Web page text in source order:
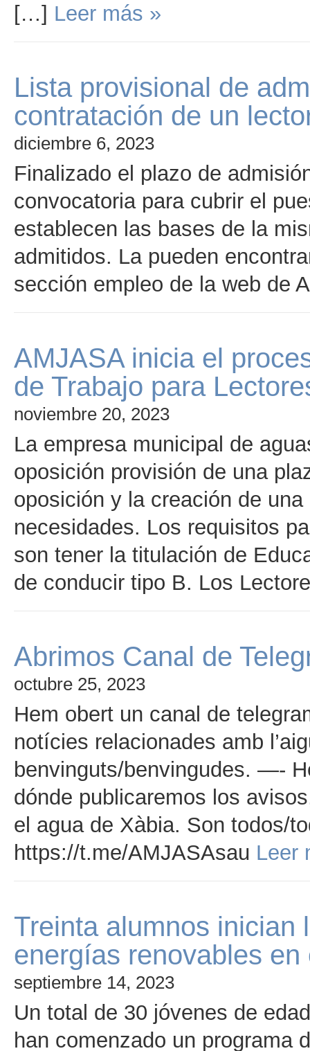
[…] Leer más »
Lista provisional de
contratación de un
diciembre 6, 2023
Finalizado el plazo de
convocatoria para cubrir el
establecen las bases de la
admitidos. La pueden
sección empleo de la web
AMJASA inicia el
de Trabajo para
noviembre 20, 2023
La empresa municipal de
oposición provisión de una
oposición y la creación de
necesidades. Los requisitos
son tener la titulación de
de conducir tipo B. Los
Abrimos Canal de
octubre 25, 2023
Hem obert un canal de
notícies relacionades amb
benvinguts/benvingudes. —-
dónde publicaremos los
el agua de Xàbia. Son todos/
https://t.me/AMJASAsau Leer
Treinta alumnos inician
energías renovables
septiembre 14, 2023
Un total de 30 jóvenes de
han comenzado un programa